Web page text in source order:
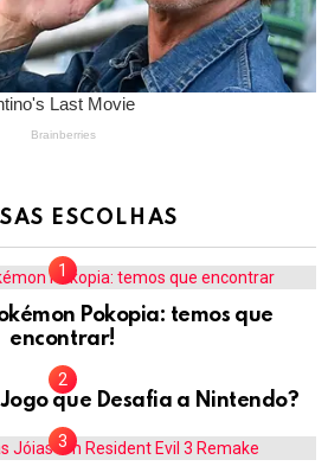
ESCOLHAS
Pokopia: temos que
encontrar!
que Desafia a Nintendo?